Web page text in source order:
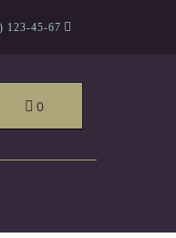
123-45-67
0